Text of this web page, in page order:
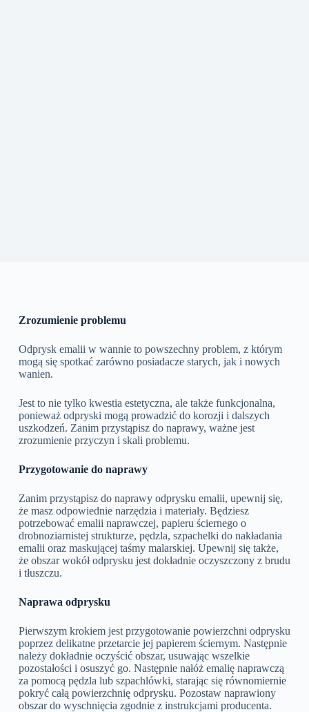
Zrozumienie problemu
Odprysk emalii w wannie to powszechny problem, z którym
mogą się spotkać zarówno posiadacze starych, jak i nowych
wanien.
Jest to nie tylko kwestia estetyczna, ale także funkcjonalna,
ponieważ odpryski mogą prowadzić do korozji i dalszych
uszkodzeń. Zanim przystąpisz do naprawy, ważne jest
zrozumienie przyczyn i skali problemu.
Przygotowanie do naprawy
Zanim przystąpisz do naprawy odprysku emalii, upewnij się,
że masz odpowiednie narzędzia i materiały. Będziesz
potrzebować emalii naprawczej, papieru ściernego o
drobnoziarnistej strukturze, pędzla, szpachelki do nakładania
emalii oraz maskującej taśmy malarskiej. Upewnij się także,
że obszar wokół odprysku jest dokładnie oczyszczony z brudu
i tłuszczu.
Naprawa odprysku
Pierwszym krokiem jest przygotowanie powierzchni odprysku
poprzez delikatne przetarcie jej papierem ściernym. Następnie
należy dokładnie oczyścić obszar, usuwając wszelkie
pozostałości i osuszyć go. Następnie nałóż emalię naprawczą
za pomocą pędzla lub szpachlówki, starając się równomiernie
pokryć całą powierzchnię odprysku. Pozostaw naprawiony
obszar do wyschnięcia zgodnie z instrukcjami producenta.